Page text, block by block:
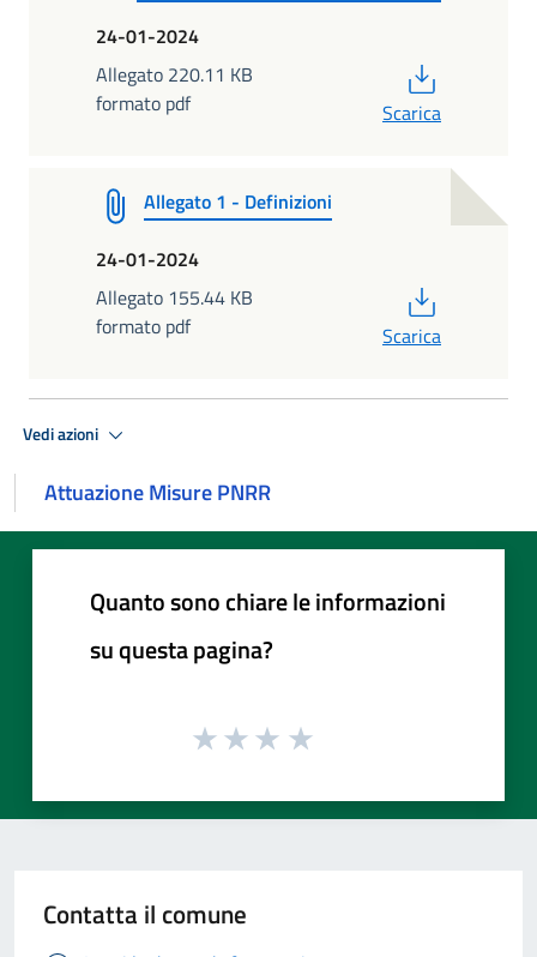
24-01-2024
Allegato 220.11 KB
formato pdf
Scarica
Allegato 1 - Definizioni
24-01-2024
Allegato 155.44 KB
formato pdf
Scarica
Vedi azioni
Attuazione Misure PNRR
Quanto sono chiare le informazioni
su questa pagina?
Contatta il comune